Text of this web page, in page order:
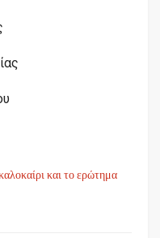
και το ερώτημα